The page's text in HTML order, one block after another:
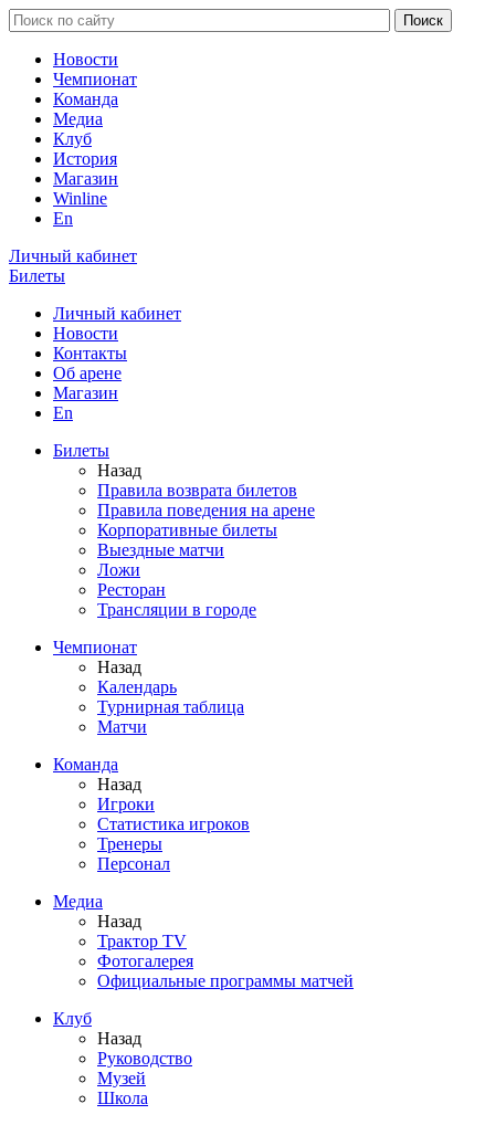
Новости
Чемпионат
Команда
Медиа
Клуб
История
Магазин
Winline
En
Личный кабинет
Билеты
Личный кабинет
Новости
Контакты
Об арене
Магазин
En
Билеты
Назад
Правила возврата билетов
Правила поведения на арене
Корпоративные билеты
Выездные матчи
Ложи
Ресторан
Трансляции в городе
Чемпионат
Назад
Календарь
Турнирная таблица
Матчи
Команда
Назад
Игроки
Статистика игроков
Тренеры
Персонал
Медиа
Назад
Трактор TV
Фотогалерея
Официальные программы матчей
Клуб
Назад
Руководство
Музей
Школа